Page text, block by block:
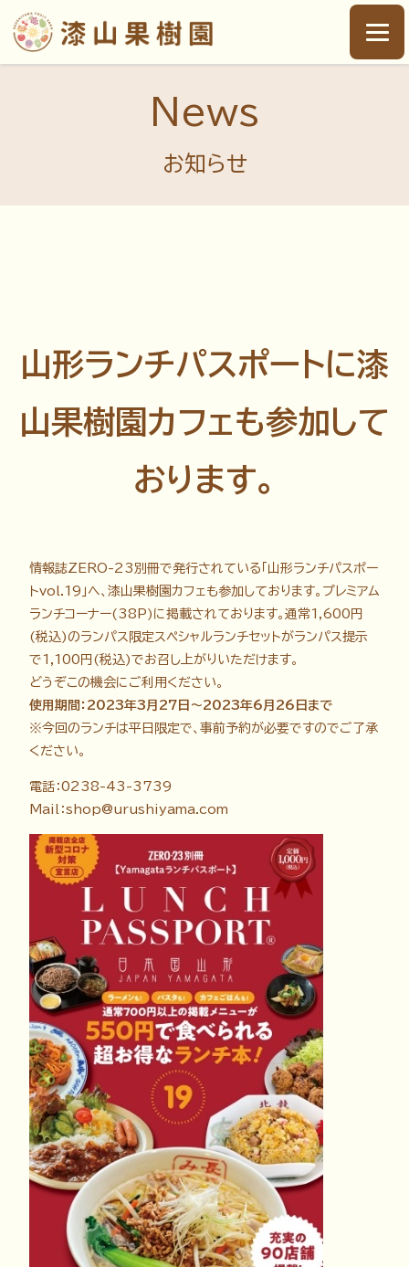
News
お知らせ
山形ランチパスポートに漆
山果樹園カフェも参加して
おります。
情報誌ZERO-23別冊で発行されている｢山形ランチパスポー
トvol.19｣へ、漆山果樹園カフェも参加しております。プレミアム
ランチコーナー(38P)に掲載されております。通常1,600円
(税込)のランパス限定スペシャルランチセットがランパス提示
で1,100円(税込)でお召し上がりいただけます。
どうぞこの機会にご利用ください。
使用期間：2023年3月27日～2023年6月26日まで
※今回のランチは平日限定で、事前予約が必要ですのでご了承
ください。
電話：0238-43-3739
Mail：shop@urushiyama.com